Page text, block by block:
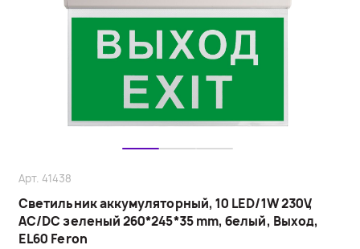
Светильник аккумуляторный, 10 LED/1W 230V,
AC/DC зеленый 260*245*35 mm, белый, Выход,
EL60 Feron
Арт. 41438